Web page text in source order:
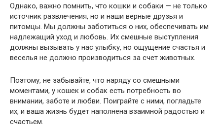
Однако, важно помнить, что кошки и собаки — не только
источник развлечения, но и наши верные друзья и
питомцы. Мы должны заботиться о них, обеспечивать им
надлежащий уход и любовь. Их смешные выступления
должны вызывать у нас улыбку, но ощущение счастья и
веселья не должно производиться за счет животных.
Поэтому, не забывайте, что наряду со смешными
моментами, у кошек и собак есть потребность во
внимании, заботе и любви. Поиграйте с ними, погладьте
их, и ваша жизнь будет наполнена взаимной радостью и
счастьем.